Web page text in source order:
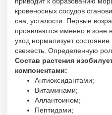
кровеносных сосудов
сна, усталости. Первые
проявляются именно в зоне
уход нормализует
свежесть. Определенную
Состав растения
компонентами:
Антиоксидантами;
Витаминами;
Аллантоином;
Пептидами;